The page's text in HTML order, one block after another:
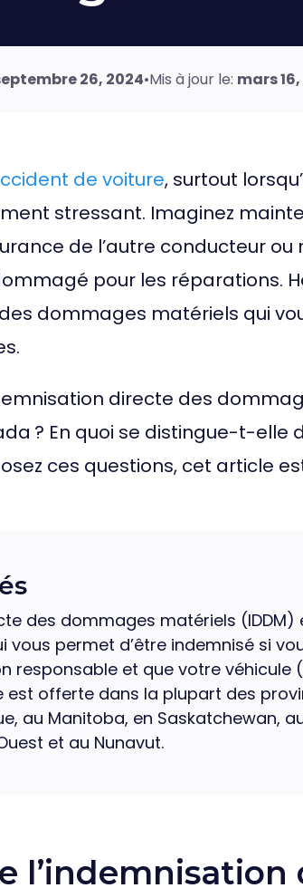
26, 2024•Mis à jour le: mars
de voiture, surtout
stressant. Imaginez
de l’autre conducteur
pour les réparations.
dommages matériels qui
directe des
? En quoi se distingue-t-elle
ces questions, cet article
des dommages matériels
vous permet d’être indemnisé si
responsable et que votre véhicule
est offerte dans la plupart des
au Manitoba, en Saskatchewan,
et au Nunavut.